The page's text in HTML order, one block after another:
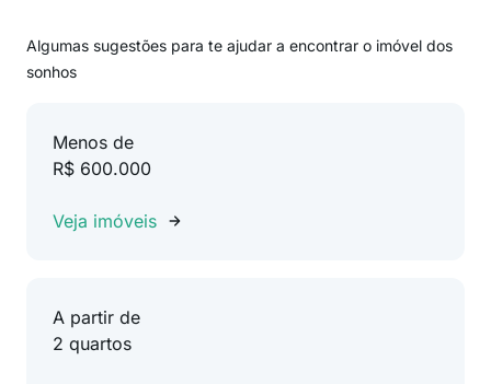
Algumas sugestões para te ajudar a encontrar o imóvel dos
sonhos
Menos de
R$ 600.000
Veja imóveis
A partir de
2 quartos